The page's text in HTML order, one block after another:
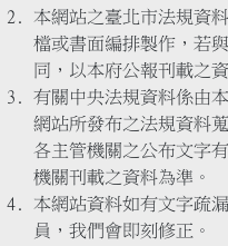
本網站之臺北市法規資
檔或書面編排製作，若
同，以本府公報刊載之
有關中央法規資料係由
網站所發布之法規資料
各主管機關之公布文字
機關刊載之資料為準。
本網站資料如有文字疏
員，我們會即刻修正。